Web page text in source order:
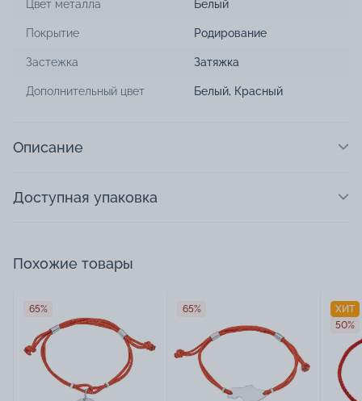
Цвет металла Белый
Покрытие Родирование
Застежка Затяжка
Дополнительный цвет Белый, Красный
Описание
Доступная упаковка
Похожие товары
65% 65%
ХИТ
50%